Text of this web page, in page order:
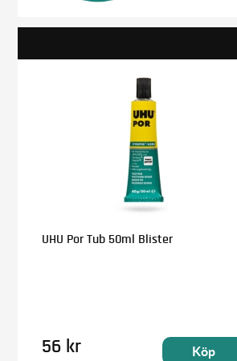
UHU Por Tub 50ml Blister
56 kr Köp